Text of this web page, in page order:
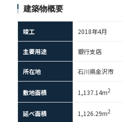
建築物概要
竣工 2018年4⽉
主要用途 銀行支店
所在地 石川県金沢市
敷地面積 1,137.14m2
延べ面積 1,126.29m2